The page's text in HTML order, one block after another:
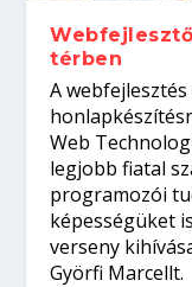
térben
A
Web
legjobb fiatal
programozói
képességüket
verseny
Györfi Marcellt.